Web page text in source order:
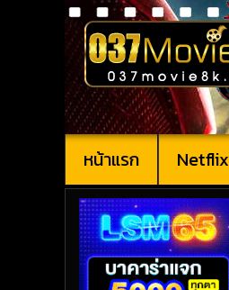
หน้าแรก Netflix